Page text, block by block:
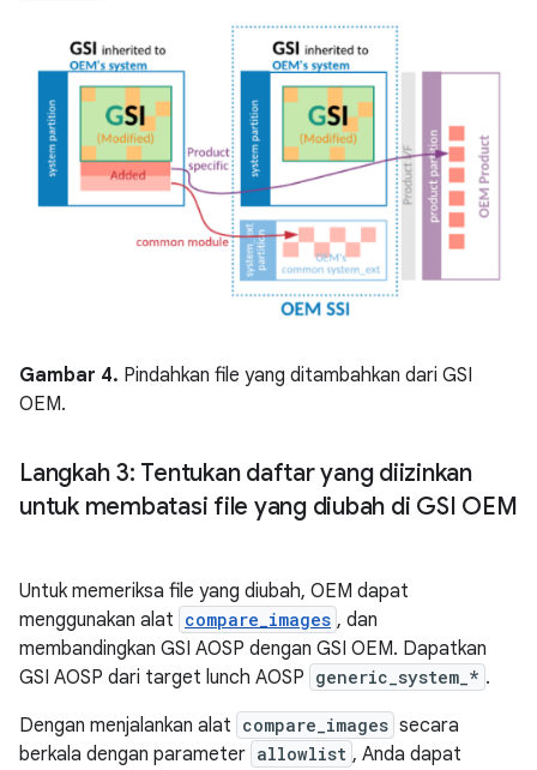
Gambar 4. Pindahkan file yang ditambahkan dari GSI
OEM.
Langkah 3: Tentukan daftar yang diizinkan
untuk membatasi file yang diubah di GSI OEM
Untuk memeriksa file yang diubah, OEM dapat
menggunakan alat compare_images , dan
membandingkan GSI AOSP dengan GSI OEM. Dapatkan
GSI AOSP dari target lunch AOSP generic_system_* .
Dengan menjalankan alat compare_images secara
berkala dengan parameter allowlist , Anda dapat